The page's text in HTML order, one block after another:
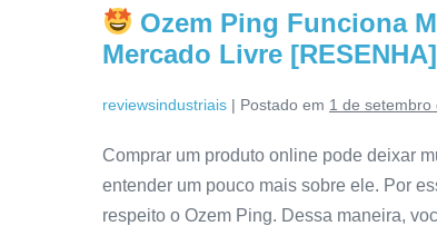
Ozem Ping Funciona
Mercado Livre [RESENHA]
reviewsindustriais | Postado em 1 de setembro
Comprar um produto online pode deixar
entender um pouco mais sobre ele. Por
respeito o Ozem Ping. Dessa maneira,